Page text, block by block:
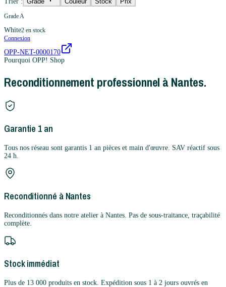
Grade A
White2 en stock
Connexion
OPP-NET-0000170
Pourquoi OPP! Shop
Reconditionnement professionnel à Nantes.
Garantie 1 an
Tous nos réseau sont garantis 1 an pièces et main d'œuvre. SAV réactif sous
24 h.
Reconditionné à Nantes
Reconditionnés dans notre atelier à Nantes. Pas de sous-traitance, traçabilité
complète.
Stock immédiat
Plus de 13 000 produits en stock. Expédition sous 1 à 2 jours ouvrés en